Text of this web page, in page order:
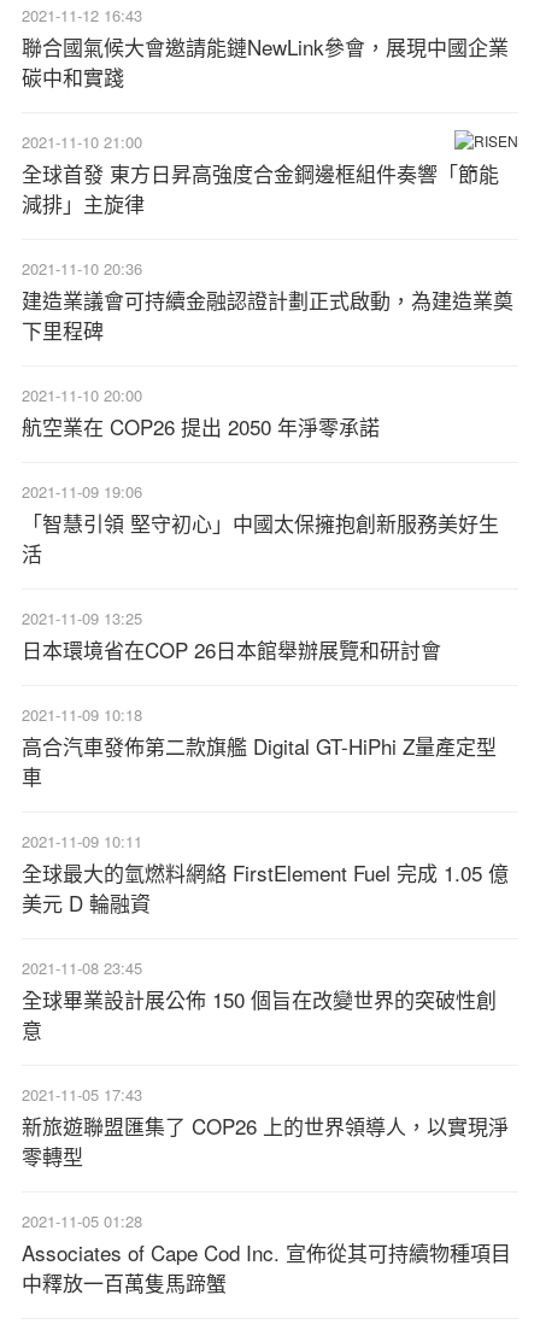
2021-11-12 16:43
聯合國氣候大會邀請能鏈NewLink參會，展現中國企業
碳中和實踐
2021-11-10 21:00
全球首發 東方日昇高強度合金鋼邊框組件奏響「節能
減排」主旋律
2021-11-10 20:36
建造業議會可持續金融認證計劃正式啟動，為建造業奠
下里程碑
2021-11-10 20:00
航空業在 COP26 提出 2050 年淨零承諾
2021-11-09 19:06
「智慧引領 堅守初心」中國太保擁抱創新服務美好生
活
2021-11-09 13:25
日本環境省在COP 26日本館舉辦展覽和研討會
2021-11-09 10:18
高合汽車發佈第二款旗艦 Digital GT-HiPhi Z量產定型
車
2021-11-09 10:11
全球最大的氫燃料網絡 FirstElement Fuel 完成 1.05 億
美元 D 輪融資
2021-11-08 23:45
全球畢業設計展公佈 150 個旨在改變世界的突破性創
意
2021-11-05 17:43
新旅遊聯盟匯集了 COP26 上的世界領導人，以實現淨
零轉型
2021-11-05 01:28
Associates of Cape Cod Inc. 宣佈從其可持續物種項目
中釋放一百萬隻馬蹄蟹